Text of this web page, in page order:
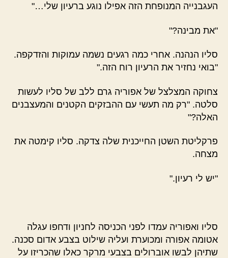
העגבנייה המנופחת הזה אפילו נוגע ברעיון שלי…"
"את מבינה?"
סליו הנהנה. אחרי כמה רגעים נשמה עמוקות והזדקפה.
"בואי נחזיר את הרעיון רוח הזה."
צחוקה המצלצל של אפוריה גרם ללב של סליו לעשות
סלטה. "רק מה תעשי עם ההבזקים הקטנים והמעצבנים
האלה?"
פרקליטת השטן החייכנית שלה צדקה. סליו קימטה את
מצחה.
"יש לי רעיון."
סליו ואפוריה עמדו לפני הכניסה לחניון ודחפו עגלה
אטומה אפורה ומכוערת ועליה שילוט בצבע אדום סכנה.
שתיהן לבשו אוברולים בצבעי מרקר כאלו שהכריזו על